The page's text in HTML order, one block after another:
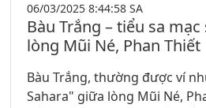
06/03/2025 8:44:58 SA
Bàu Trắng – tiểu sa
lòng Mũi Né, Phan Thiết
Bàu Trắng, thường được ví
Sahara" giữa lòng Mũi Né,